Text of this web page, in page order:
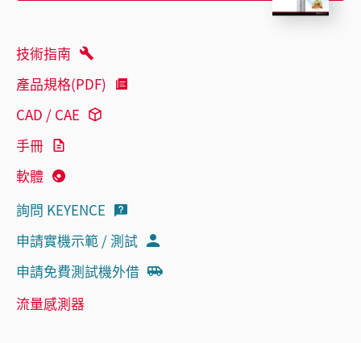
技術指南
產品規格(PDF)
CAD / CAE
手冊
軟體
詢問 KEYENCE
申請實機示範 / 測試
申請免費測試機外借
流量感測器